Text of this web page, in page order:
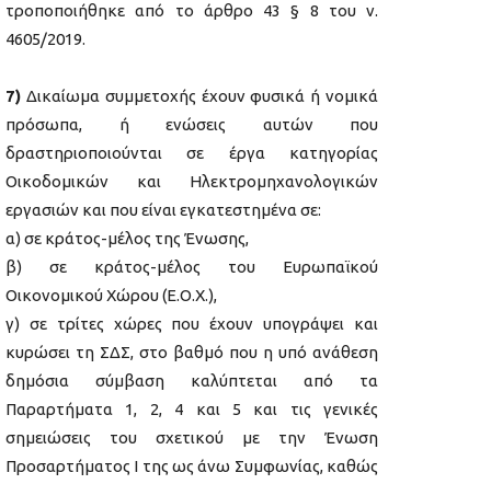
τροποποιήθηκε από το άρθρο 43 § 8 του ν.
4605/2019.
7) Δικαίωμα συμμετοχής έχουν φυσικά ή νομικά
πρόσωπα, ή ενώσεις αυτών που
δραστηριοποιούνται σε έργα κατηγορίας
Οικοδομικών και Ηλεκτρομηχανολογικών
εργασιών και που είναι εγκατεστημένα σε:
α) σε κράτος-μέλος της Ένωσης,
β) σε κράτος-μέλος του Ευρωπαϊκού
Οικονομικού Χώρου (Ε.Ο.Χ.),
γ) σε τρίτες χώρες που έχουν υπογράψει και
κυρώσει τη ΣΔΣ, στο βαθμό που η υπό ανάθεση
δημόσια σύμβαση καλύπτεται από τα
Παραρτήματα 1, 2, 4 και 5 και τις γενικές
σημειώσεις του σχετικού με την Ένωση
Προσαρτήματος I της ως άνω Συμφωνίας, καθώς